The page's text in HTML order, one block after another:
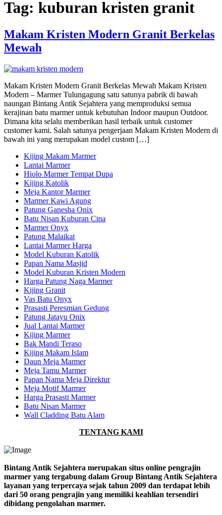
Tag: kuburan kristen granit
Makam Kristen Modern Granit Berkelas
Mewah
Makam Kristen Modern Granit Berkelas Mewah Makam Kristen
Modern – Marmer Tulungagung satu satunya pabrik di bawah
naungan Bintang Antik Sejahtera yang memproduksi semua
kerajinan batu marmer untuk kebutuhan Indoor maupun Outdoor.
Dimana kita selalu memberikan hasil terbaik untuk customer
customer kami. Salah satunya pengerjaan Makam Kristen Modern di
bawah ini yang merupakan model custom […]
Kijing Makam Marmer
Lantai Marmer
Hiolo Marmer Tempat Dupa
Kijing Katolik
Meja Kantor Marmer
Marmer Kawi Agung
Patung Ganesha Onix
Batu Nisan Kuburan Cina
Marmer Onyx
Patung Malaikat
Lantai Marmer Harga
Model Kuburan Katolik
Papan Nama Masjid
Model Kuburan Kristen Modern
Harga Patung Naga Marmer
Kijing Granit
Vas Batu Onyx
Prasasti Peresmian Gedung
Patung Jatayu Onix
Jual Lantai Marmer
Kijing Marmer
Bak Mandi Teraso
Kijing Makam Islam
Daun Meja Marmer
Meja Tamu Marmer
Papan Nama Meja Direktur
Meja Motif Marmer
Harga Prasasti Marmer
Batu Nisan Marmer
Wall Cladding Batu Alam
TENTANG KAMI
Bintang Antik Sejahtera merupakan situs online pengrajin
marmer yang tergabung dalam Group Bintang Antik Sejahtera
layanan yang terpercaya sejak tahun 2009 dan terdapat lebih
dari 50 orang pengrajin yang memiliki keahlian tersendiri
dibidang pengolahan marmer.